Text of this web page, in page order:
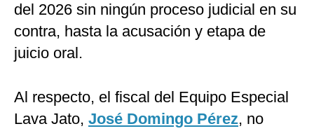
del 2026 sin ningún proceso judicial en su
contra, hasta la acusación y etapa de
juicio oral.
Al respecto, el fiscal del Equipo Especial
Lava Jato, José Domingo Pérez, no